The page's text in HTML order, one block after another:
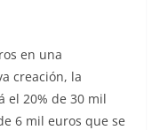
en una
creación, la
el 20% de 30 mil
6 mil euros que se